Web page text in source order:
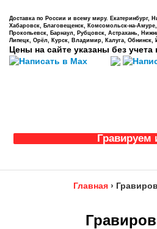
Доставка по России и всему миру.
Хабаровск, Благовещенск, Комсомольск-на-
Прокопьевск, Барнаул, Рубцовск, Астрахань,
Липецк, Орёл, Курск, Владимир, Калуга, Обнинск,
Цены на сайте указаны без
Гравируем
Главная ›